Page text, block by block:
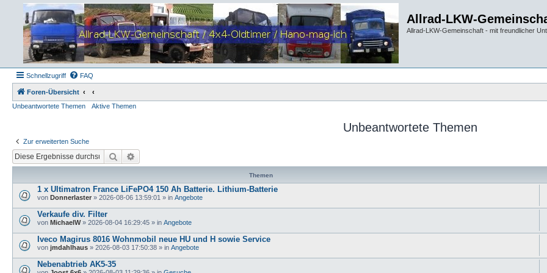
Allrad-LKW-
Allrad-LKW-Gemeinschaft - mit freundlicher
Schnellzugriff FAQ
Foren-Übersicht
Unbeantwortete Themen
Aktive Themen
Unbeantwortete Themen
Zur erweiterten Suche
Suche
Themen
1 x Ultimatron France LiFePO4 150 Ah Batterie. Lithium-Batterie
von Donnerlaster » 2026-08-06 13:59:01 » in Angebote
Verkaufe div. Filter
von MichaelW» 2026-08-04 16:29:45 » in Angebote
Iveco Magirus 8016 Wohnmobil neue HU und H sowie Service
von jmdahlhaus » 2026-08-03 17:50:38 » in Angebote
Nebenabtrieb AK5-35